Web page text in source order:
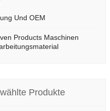
Und OEM
Products Maschinen
Produkte